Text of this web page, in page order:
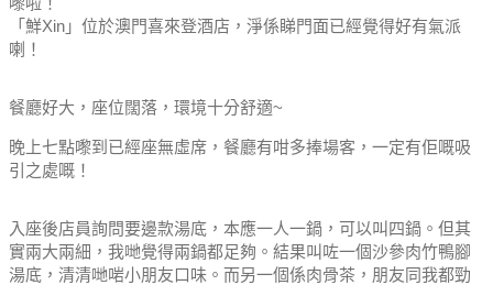
「鮮Xin」位於澳門喜來登酒店，淨係睇門面已經覺得好有氣派
喇！
餐廳好大，座位闊落，環境十分舒適~
晚上七點嚟到已經座無虛席，餐廳有咁多捧場客，一定有佢嘅吸
引之處嘅！
入座後店員詢問要邊款湯底，本應一人一鍋，可以叫四鍋。但其
實兩大兩細，我哋覺得兩鍋都足夠。結果叫咗一個沙參肉竹鴨腳
湯底，清清哋啱小朋友口味。而另一個係肉骨茶，朋友同我都勁